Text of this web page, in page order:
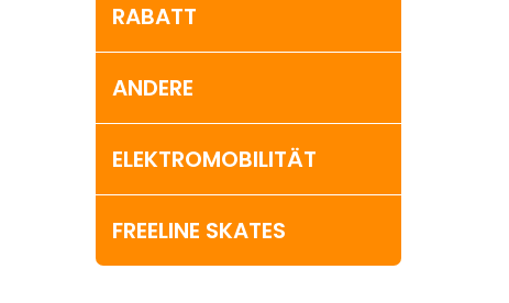
RABATT
ANDERE
ELEKTROMOBILITÄT
FREELINE SKATES